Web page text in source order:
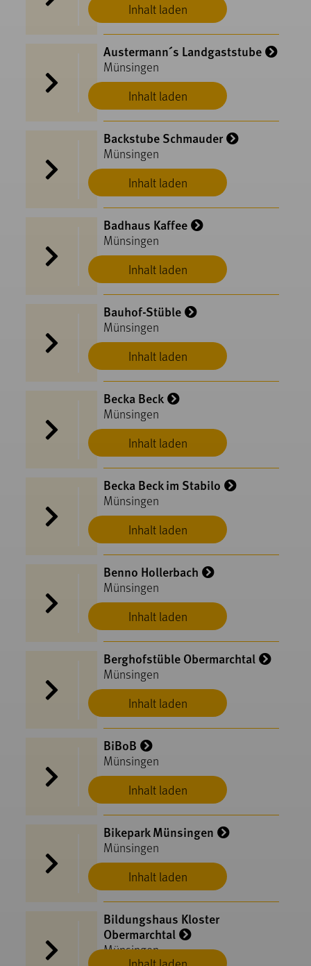
Inhalt laden
Inhalt laden
Austermann´s Landgaststube
Münsingen
Inhalt laden
Backstube Schmauder
Münsingen
Inhalt laden
Badhaus Kaffee
Münsingen
Inhalt laden
Bauhof-Stüble
Münsingen
Inhalt laden
Becka Beck
Münsingen
Inhalt laden
Becka Beck im Stabilo
Münsingen
Inhalt laden
Benno Hollerbach
Münsingen
Inhalt laden
Berghofstüble Obermarchtal
Münsingen
Inhalt laden
BiBoB
Münsingen
Inhalt laden
Bikepark Münsingen
Münsingen
Bildungshaus Kloster
Obermarchtal
Münsingen